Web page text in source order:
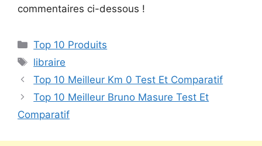
commentaires ci-dessous !
Top 10 Produits
libraire
Top 10 Meilleur Km 0 Test Et Comparatif
Top 10 Meilleur Bruno Masure Test Et
Comparatif